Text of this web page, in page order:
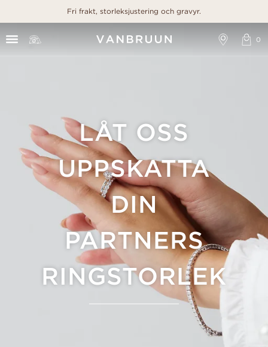
Fri frakt, storleksjustering och gravyr.
LÅT OSS
UPPSKATTA
DIN
PARTNERS
RINGSTORLEK